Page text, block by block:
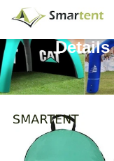
Details